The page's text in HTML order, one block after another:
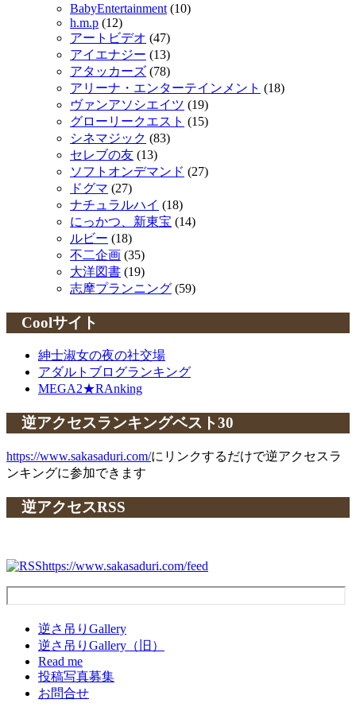
BabyEntertainment (10)
h.m.p (12)
アートビデオ (47)
アイエナジー (13)
アタッカーズ (78)
アリーナ・エンターテインメント (18)
ヴァンアソシエイツ (19)
グローリークエスト (15)
シネマジック (83)
セレブの友 (13)
ソフトオンデマンド (27)
ドグマ (27)
ナチュラルハイ (18)
にっかつ、新東宝 (14)
ルビー (18)
不二企画 (35)
大洋図書 (19)
志摩プランニング (59)
Coolサイト
紳士淑女の夜の社交場
アダルトブログランキング
MEGA2★RAnking
逆アクセスランキングベスト30
https://www.sakasaduri.com/にリンクするだけで逆アクセスラ
ンキングに参加できます
逆アクセスRSS
https://www.sakasaduri.com/feed
逆さ吊りGallery
逆さ吊りGallery（旧）
Read me
投稿写真募集
お問合せ